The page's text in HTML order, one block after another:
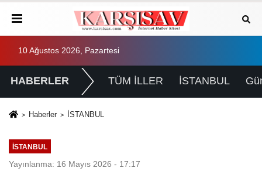
10 Ağustos 2026, Pazartesi
HABERLER TÜM İLLER İSTANBUL
Haberler İSTANBUL
İSTANBUL
Yayınlanma: 16 Mayıs 2026 - 17:17